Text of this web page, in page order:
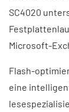
SC4020
Microsoft-
Flash-
eine